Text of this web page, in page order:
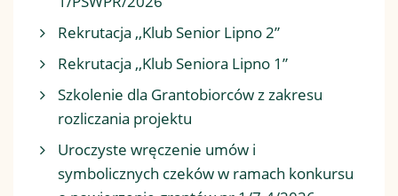
Rekrutacja ,,Klub Senior Lipno 2”
Rekrutacja ,,Klub Seniora Lipno 1”
Szkolenie dla Grantobiorców z zakresu
rozliczania projektu
Uroczyste wręczenie umów i
symbolicznych czeków w ramach konkursu